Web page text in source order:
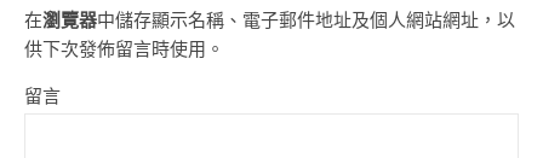
在瀏覽器中儲存顯示名稱、電子郵件地址及個人網站網址，以
供下次發佈留言時使用。
留言